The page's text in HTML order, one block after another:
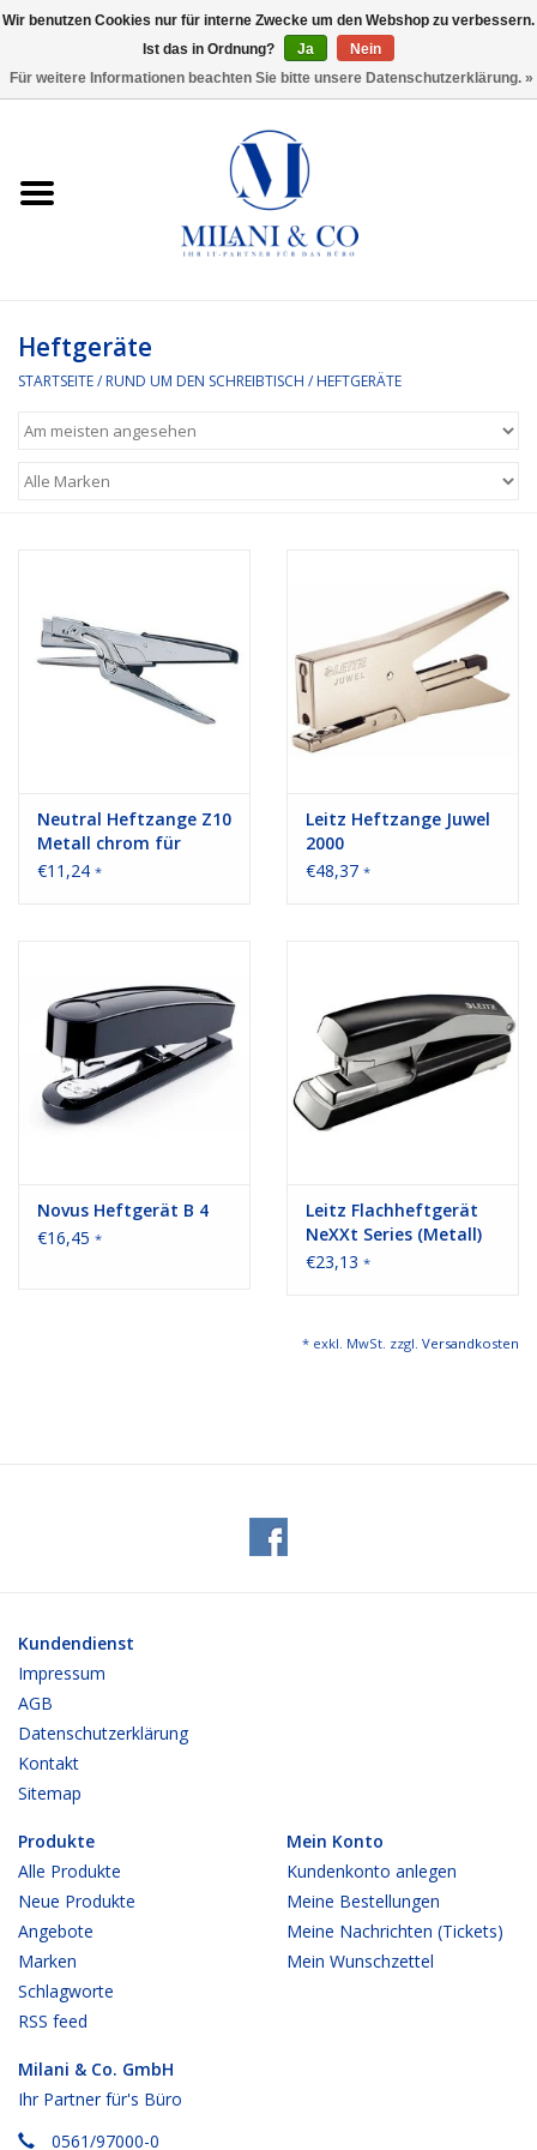
Bürobedarf
Ordnen und Registrieren
Rund um den Schreibtisch
Druckerzubehör
Heftgeräte
STARTSEITE/ RUND UM DEN SCHREIBTISCH / HEFTGERÄTE
Neutral Heftzange Z10
Metall chrom für
Klammern HK10
€11,24 *
Leitz Heftzange Juwel
2000
€48,37 *
Novus Heftgerät B 4
€16,45 *
Leitz Flachheftgerät
NeXXt Series (Metall)
€23,13 *
* exkl. MwSt. zzgl. Versandkosten
Kundendienst
Impressum
AGB
Datenschutzerklärung
Kontakt
Sitemap
Produkte
Alle Produkte
Neue Produkte
Angebote
Marken
Schlagworte
RSS feed
Mein Konto
Kundenkonto anlegen
Meine Bestellungen
Meine Nachrichten (Tickets)
Mein Wunschzettel
Milani & Co. GmbH
Ihr Partner für's Büro
0561/97000-0
Wir benutzen Cookies nur für interne Zwecke um den Webshop zu verbessern.
Ist das in Ordnung?
Ja
Nein
Für weitere Informationen beachten Sie bitte unsere Datenschutzerklärung. »